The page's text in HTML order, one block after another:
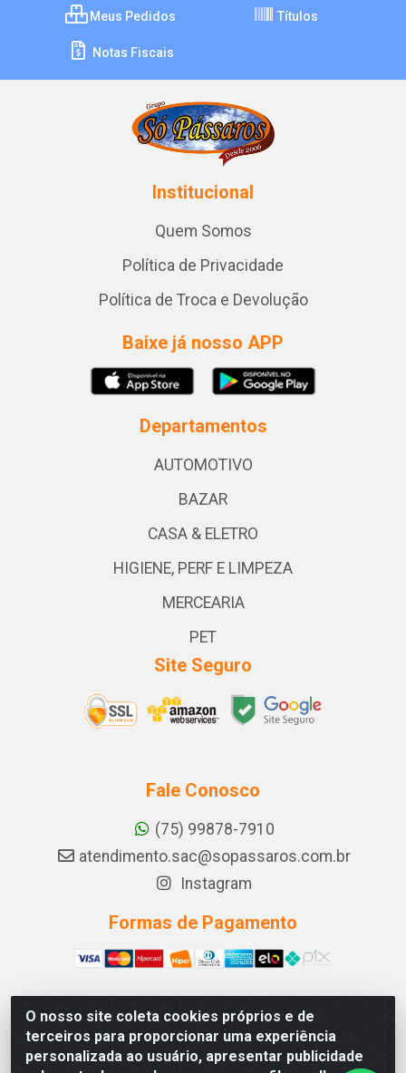
O nosso site coleta cookies próprios e de
terceiros para proporcionar uma experiência
personalizada ao usuário, apresentar publicidade
Meus Pedidos Títulos
Notas Fiscais
Institucional
Quem Somos
Política de Privacidade
Política de Troca e Devolução
Baixe já nosso APP
Departamentos
AUTOMOTIVO
BAZAR
CASA & ELETRO
HIGIENE, PERF E LIMPEZA
MERCEARIA
PET
Site Seguro
Fale Conosco
(75) 99878-7910
atendimento.sac@sopassaros.com.br
Instagram
Formas de Pagamento
A PINA DOS SANTOS DELEZZOTTE LTDA - RODOVIA BA
233, 27 - ZONA RURAL, ITABERABA/BA - CEP 46.880-
000 - CNPJ 30.578.948/0001-90